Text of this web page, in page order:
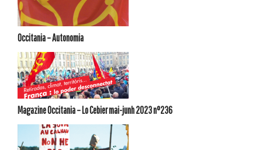
Occitania – Autonomia
Magazine Occitania – Lo Cebier mai-junh 2023 n°236